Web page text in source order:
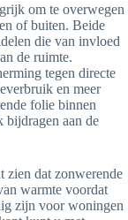
om te overwegen
of buiten. Beide
die van invloed
de ruimte.
tegen directe
en meer
folie binnen
bijdragen aan de
zien dat zonwerende
warmte voordat
zijn voor woningen